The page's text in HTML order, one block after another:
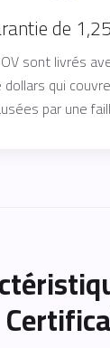
de
sont livrés
dollars qui
par une